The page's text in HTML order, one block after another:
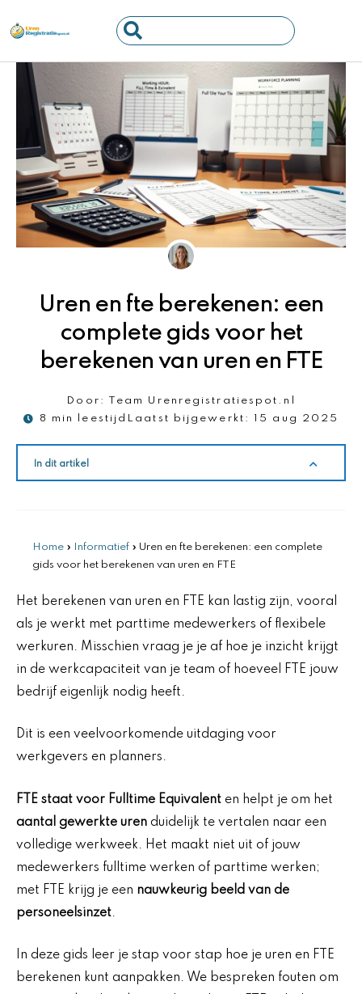
naar
inhoud
Search
...
Uren en fte berekenen: een
complete gids voor het
berekenen van uren en FTE
Door:
Team Urenregistratiespot.nl
8 min leestijd Laatst bijgewerkt: 15 aug 2025
In dit artikel
Home » Informatief » Uren en fte berekenen: een complete
gids voor het berekenen van uren en FTE
Het berekenen van uren en FTE kan lastig zijn, vooral
als je werkt met parttime medewerkers of flexibele
werkuren. Misschien vraag je je af hoe je inzicht krijgt
in de werkcapaciteit van je team of hoeveel FTE jouw
bedrijf eigenlijk nodig heeft.
Dit is een veelvoorkomende uitdaging voor
werkgevers en planners.
FTE staat voor Fulltime Equivalent en helpt je om het
aantal gewerkte uren duidelijk te vertalen naar een
volledige werkweek. Het maakt niet uit of jouw
medewerkers fulltime werken of parttime werken;
met FTE krijg je een nauwkeurig beeld van de
personeelsinzet.
In deze gids leer je stap voor stap hoe je uren en FTE
berekenen kunt aanpakken. We bespreken fouten om